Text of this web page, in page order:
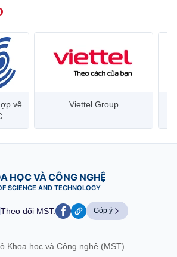
về
Viettel Group
HỌC VÀ CÔNG NGHỆ
SCIENCE AND TECHNOLOGY
Theo dõi MST: Góp ý
Khoa học và Công nghệ (MST)